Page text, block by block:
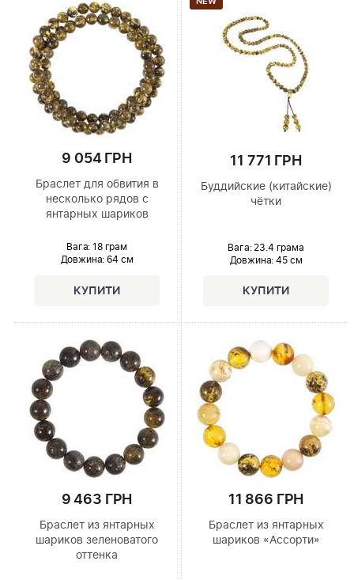
9 054 ГРН
Браслет для обвития в
несколько рядов с
янтарных шариков
Вага: 18 грам
Довжина: 64 см
11 771 ГРН
Буддийские (китайские)
чётки
Вага: 23.4 грама
Довжина: 45 см
9 463 ГРН
Браслет из янтарных
шариков зеленоватого
оттенка
11 866 ГРН
Браслет из янтарных
шариков «Ассорти»